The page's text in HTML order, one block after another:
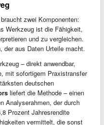
zwei Komponenten:
Werkzeug ist die Fähigkeit,
und zu vergleichen.
der aus Daten Urteile macht.
– direkt anwendbar,
mit sofortigem Praxistransfer
deutschen
liefert die Methode – einen
Analyserahmen, der durch
Prozent Jahresrendite
vermittelt, die sonst